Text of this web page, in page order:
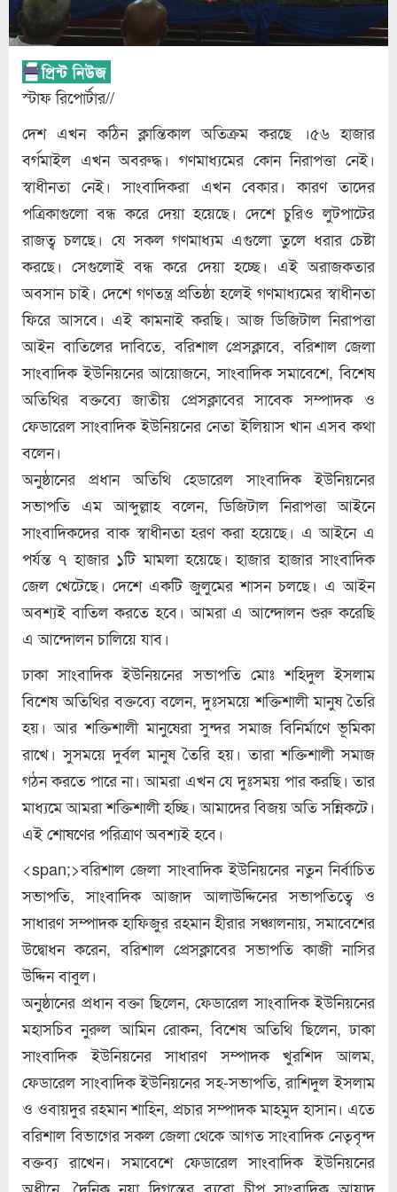
স্টাফ রিপোর্টার//
দেশ এখন কঠিন ক্লান্তিকাল অতিক্রম করছে ।৫৬ হাজার
বর্গমাইল এখন অবরুদ্ধ। গণমাধ্যমের কোন নিরাপত্তা নেই।
স্বাধীনতা নেই। সাংবাদিকরা এখন বেকার। কারণ তাদের
পত্রিকাগুলো বন্ধ করে দেয়া হয়েছে। দেশে চুরিও লুটপাটের
রাজত্ব চলছে। যে সকল গণমাধ্যম এগুলো তুলে ধরার চেষ্টা
করছে। সেগুলোই বন্ধ করে দেয়া হচ্ছে। এই অরাজকতার
অবসান চাই। দেশে গণতন্ত্র প্রতিষ্ঠা হলেই গণমাধ্যমের স্বাধীনতা
ফিরে আসবে। এই কামনাই করছি। আজ ডিজিটাল নিরাপত্তা
আইন বাতিলের দাবিতে, বরিশাল প্রেসক্লাবে, বরিশাল জেলা
সাংবাদিক ইউনিয়নের আয়োজনে, সাংবাদিক সমাবেশে, বিশেষ
অতিথির বক্তব্যে জাতীয় প্রেসক্লাবের সাবেক সম্পাদক ও
ফেডারেল সাংবাদিক ইউনিয়নের নেতা ইলিয়াস খান এসব কথা
বলেন।
অনুষ্ঠানের প্রধান অতিথি হেডারেল সাংবাদিক ইউনিয়নের
সভাপতি এম আব্দুল্লাহ বলেন, ডিজিটাল নিরাপত্তা আইনে
সাংবাদিকদের বাক স্বাধীনতা হরণ করা হয়েছে। এ আইনে এ
পর্যন্ত ৭ হাজার ১টি মামলা হয়েছে। হাজার হাজার সাংবাদিক
জেল খেটেছে। দেশে একটি জুলুমের শাসন চলছে। এ আইন
অবশ্যই বাতিল করতে হবে। আমরা এ আন্দোলন শুরু করেছি
এ আন্দোলন চালিয়ে যাব।
ঢাকা সাংবাদিক ইউনিয়নের সভাপতি মোঃ শহিদুল ইসলাম
বিশেষ অতিথির বক্তব্যে বলেন, দুঃসময়ে শক্তিশালী মানুষ তৈরি
হয়। আর শক্তিশালী মানুষেরা সুন্দর সমাজ বিনির্মাণে ভূমিকা
রাখে। সুসময়ে দুর্বল মানুষ তৈরি হয়। তারা শক্তিশালী সমাজ
গঠন করতে পারে না। আমরা এখন যে দুঃসময় পার করছি। তার
মাধ্যমে আমরা শক্তিশালী হচ্ছি। আমাদের বিজয় অতি সন্নিকটে।
এই শোষণের পরিত্রাণ অবশ্যই হবে।
<span;>বরিশাল জেলা সাংবাদিক ইউনিয়নের নতুন নির্বাচিত
সভাপতি, সাংবাদিক আজাদ আলাউদ্দিনের সভাপতিত্বে ও
সাধারণ সম্পাদক হাফিজুর রহমান হীরার সঞ্চালনায়, সমাবেশের
উদ্বোধন করেন, বরিশাল প্রেসক্লাবের সভাপতি কাজী নাসির
উদ্দিন বাবুল।
অনুষ্ঠানের প্রধান বক্তা ছিলেন, ফেডারেল সাংবাদিক ইউনিয়নের
মহাসচিব নুরুল আমিন রোকন, বিশেষ অতিথি ছিলেন, ঢাকা
সাংবাদিক ইউনিয়নের সাধারণ সম্পাদক খুরশিদ আলম,
ফেডারেল সাংবাদিক ইউনিয়নের সহ-সভাপতি, রাশিদুল ইসলাম
ও ওবায়দুর রহমান শাহিন, প্রচার সম্পাদক মাহমুদ হাসান। এতে
বরিশাল বিভাগের সকল জেলা থেকে আগত সাংবাদিক নেতৃবৃন্দ
বক্তব্য রাখেন। সমাবেশে ফেডারেল সাংবাদিক ইউনিয়নের
অধীনে, দৈনিক নয়া দিগন্তের ব্যুরো চীপ সাংবাদিক আযাদ